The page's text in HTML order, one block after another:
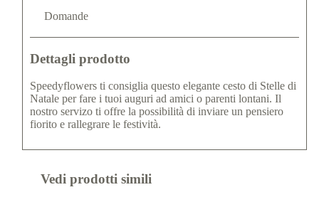
Domande
Dettagli prodotto
Speedyflowers ti consiglia questo elegante cesto di Stelle di
Natale per fare i tuoi auguri ad amici o parenti lontani. Il
nostro servizo ti offre la possibilità di inviare un pensiero
fiorito e rallegrare le festività.
Vedi prodotti simili